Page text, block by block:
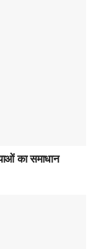
का समाधान